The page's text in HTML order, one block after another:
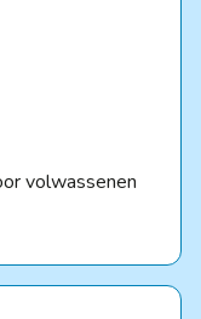
volwassenen